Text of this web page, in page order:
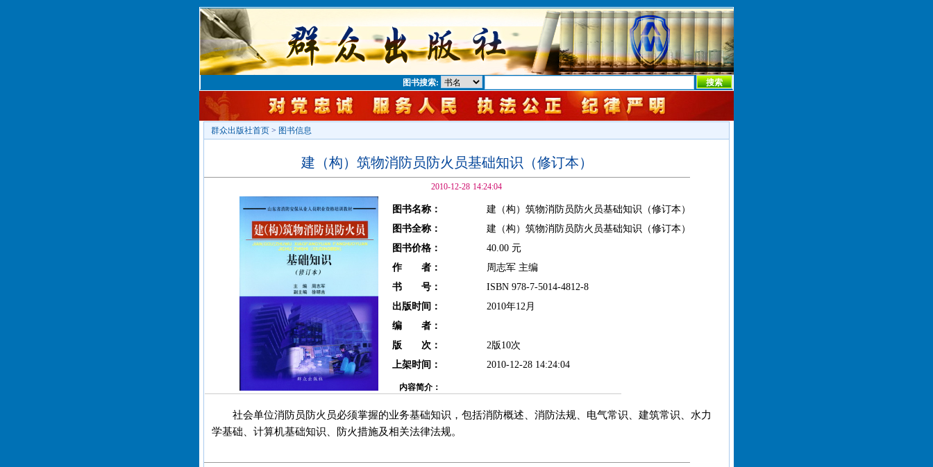
图书搜索:
群众出版社首页 > 图书信息
建（构）筑物消防员防火员基础知识（修订本）
2010-12-28 14:24:04
图书名称：
建（构）筑物消防员防火员基础知识（修订本）
图书全称：
建（构）筑物消防员防火员基础知识（修订本）
图书价格：
40.00 元
作 者：
周志军 主编
书 号：
ISBN 978-7-5014-4812-8
出版时间：
2010年12月
编 者：
版 次：
2版10次
上架时间：
2010-12-28 14:24:04
内容简介：
社会单位消防员防火员必须掌握的业务基础知识，包括消防概述、消防法规、电气常识、建筑常识、水力
学基础、计算机基础知识、防火措施及相关法律法规。